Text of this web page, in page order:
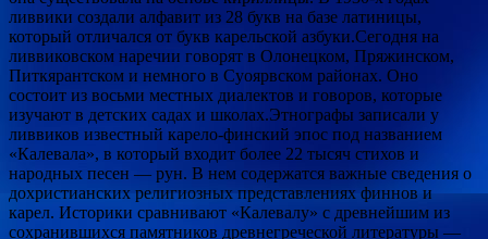
ливвики создали алфавит из 28 букв на базе латиницы,
который отличался от букв карельской азбуки.Сегодня на
ливвиковском наречии говорят в Олонецком, Пряжинском,
Питкярантском и немного в Суоярвском районах. Оно
состоит из восьми местных диалектов и говоров, которые
изучают в детских садах и школах.Этнографы записали у
ливвиков известный карело-финский эпос под названием
«Калевала», в который входит более 22 тысяч стихов и
народных песен — рун. В нем содержатся важные сведения о
дохристианских религиозных представлениях финнов и
карел. Историки сравнивают «Калевалу» с древнейшим из
сохранившихся памятников древнегреческой литературы —